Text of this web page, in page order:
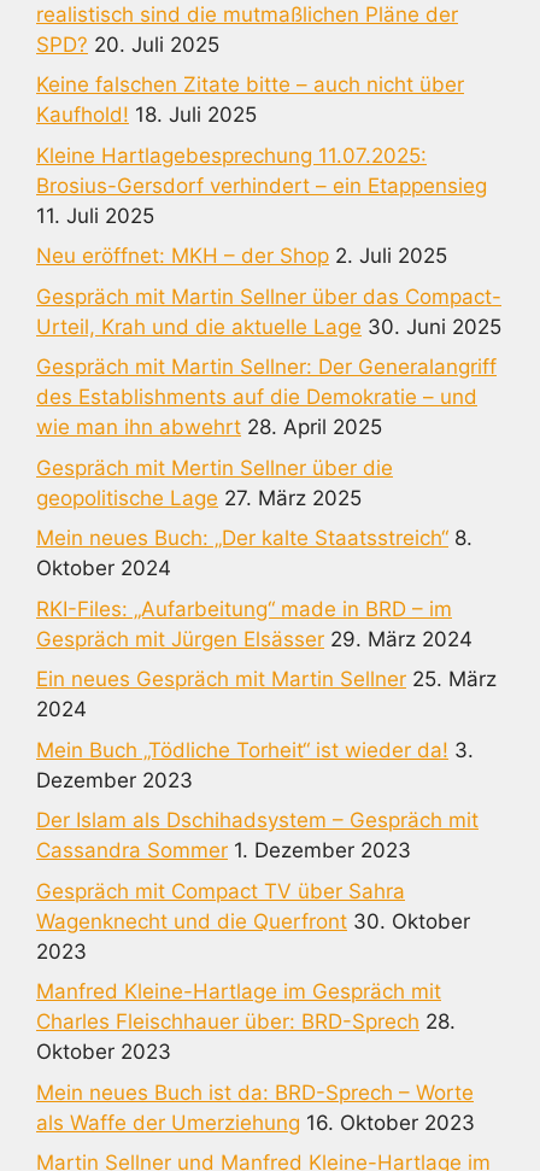
realistisch sind die mutmaßlichen Pläne der
SPD? 20. Juli 2025
Keine falschen Zitate bitte – auch nicht über
Kaufhold! 18. Juli 2025
Kleine Hartlagebesprechung 11.07.2025:
Brosius-Gersdorf verhindert – ein Etappensieg
11. Juli 2025
Neu eröffnet: MKH – der Shop 2. Juli 2025
Gespräch mit Martin Sellner über das Compact-
Urteil, Krah und die aktuelle Lage 30. Juni 2025
Gespräch mit Martin Sellner: Der Generalangriff
des Establishments auf die Demokratie – und
wie man ihn abwehrt 28. April 2025
Gespräch mit Mertin Sellner über die
geopolitische Lage 27. März 2025
Mein neues Buch: „Der kalte Staatsstreich“ 8.
Oktober 2024
RKI-Files: „Aufarbeitung“ made in BRD – im
Gespräch mit Jürgen Elsässer 29. März 2024
Ein neues Gespräch mit Martin Sellner 25. März
2024
Mein Buch „Tödliche Torheit“ ist wieder da! 3.
Dezember 2023
Der Islam als Dschihadsystem – Gespräch mit
Cassandra Sommer 1. Dezember 2023
Gespräch mit Compact TV über Sahra
Wagenknecht und die Querfront 30. Oktober
2023
Manfred Kleine-Hartlage im Gespräch mit
Charles Fleischhauer über: BRD-Sprech 28.
Oktober 2023
Mein neues Buch ist da: BRD-Sprech – Worte
als Waffe der Umerziehung 16. Oktober 2023
Martin Sellner und Manfred Kleine-Hartlage im